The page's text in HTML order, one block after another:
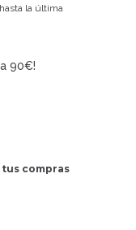
la última
90€!
compras